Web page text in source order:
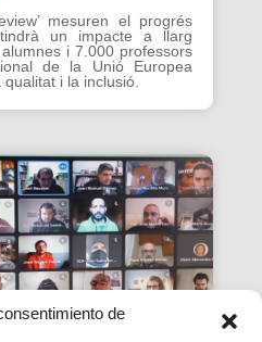
de
mesuren el progrés
un impacte a llarg
i 7.000 professors
de la Unió Europea
i la inclusió.